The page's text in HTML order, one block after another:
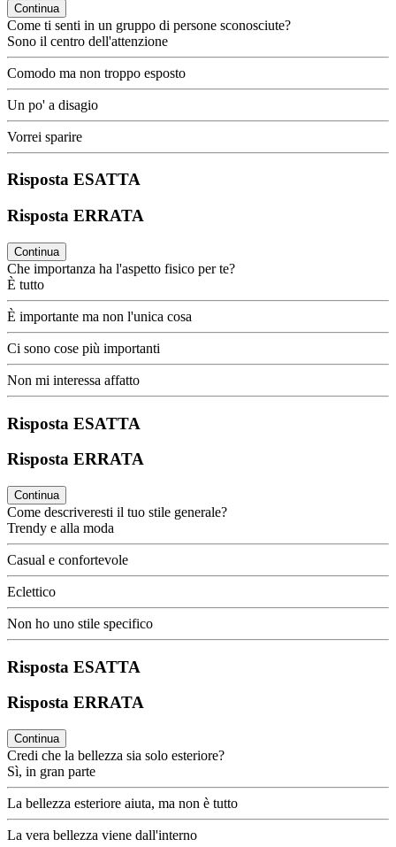
Continua
Come ti senti in un gruppo di persone sconosciute?
Sono il centro dell'attenzione
Comodo ma non troppo esposto
Un po' a disagio
Vorrei sparire
Risposta ESATTA
Risposta ERRATA
Continua
Che importanza ha l'aspetto fisico per te?
È tutto
È importante ma non l'unica cosa
Ci sono cose più importanti
Non mi interessa affatto
Risposta ESATTA
Risposta ERRATA
Continua
Come descriveresti il tuo stile generale?
Trendy e alla moda
Casual e confortevole
Eclettico
Non ho uno stile specifico
Risposta ESATTA
Risposta ERRATA
Continua
Credi che la bellezza sia solo esteriore?
Sì, in gran parte
La bellezza esteriore aiuta, ma non è tutto
La vera bellezza viene dall'interno